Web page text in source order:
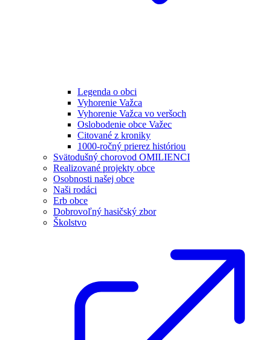
Legenda o obci
Vyhorenie Važca
Vyhorenie Važca vo veršoch
Oslobodenie obce Važec
Citované z kroniky
1000-ročný prierez históriou
Svätodušný chorovod OMILIENCI
Realizované projekty obce
Osobnosti našej obce
Naši rodáci
Erb obce
Dobrovoľný hasičský zbor
Školstvo